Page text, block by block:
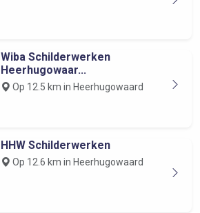
Wiba Schilderwerken
Heerhugowaar...
Op 12.5 km in Heerhugowaard
HHW Schilderwerken
Op 12.6 km in Heerhugowaard